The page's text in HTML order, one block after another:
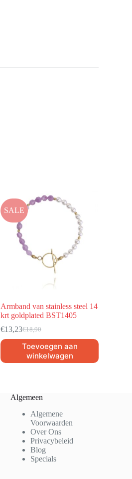
SALE
Armband van stainless steel 14
krt goldplated BST1405
€18,90
€13,23
Toevoegen aan
winkelwagen
Algemeen
Algemene
Voorwaarden
Over Ons
Privacybeleid
Blog
Specials